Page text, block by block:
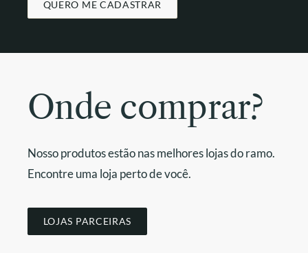
QUERO ME CADASTRAR
Onde comprar?
Nosso produtos estão nas melhores lojas do ramo.
Encontre uma loja perto de você.
LOJAS PARCEIRAS